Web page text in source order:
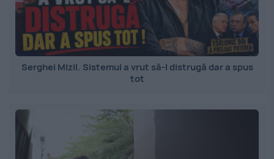
Serghei Mizil. Sistemul a vrut să-l distrugă dar a spus
tot